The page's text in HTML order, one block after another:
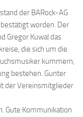
der BARock-AG
worden. Der
Gregor Kuwal das
die sich um die
kümmern,
bestehen. Gunter
der Vereinsmitglieder
Gute Kommunikation